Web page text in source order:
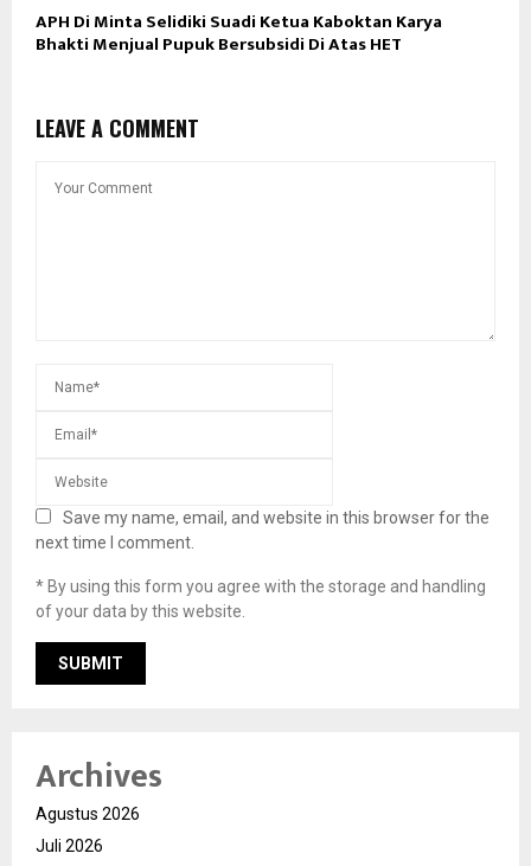
APH Di Minta Selidiki Suadi Ketua Kaboktan Karya
Bhakti Menjual Pupuk Bersubsidi Di Atas HET
LEAVE A COMMENT
Save my name, email, and website in this browser for the
next time I comment.
* By using this form you agree with the storage and handling
of your data by this website.
Archives
Agustus 2026
Juli 2026